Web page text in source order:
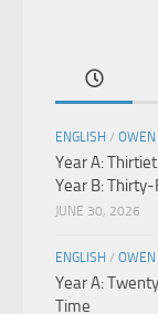
ENGLISH / OWEN
Year A:
Year B:
JUNE 30, 2026
ENGLISH / OWEN
Year A:
Time